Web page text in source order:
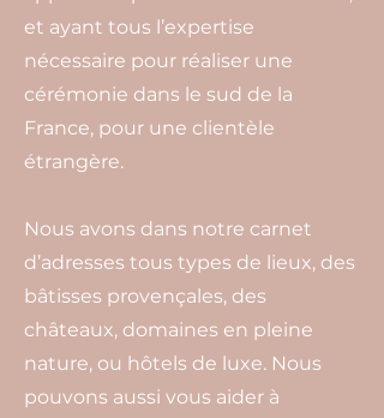
et ayant tous l’expertise
nécessaire pour réaliser une
cérémonie dans le sud de la
France, pour une clientèle
étrangère.
Nous avons dans notre carnet
d’adresses tous types de lieux, des
bâtisses provençales, des
châteaux, domaines en pleine
nature, ou hôtels de luxe. Nous
pouvons aussi vous aider à